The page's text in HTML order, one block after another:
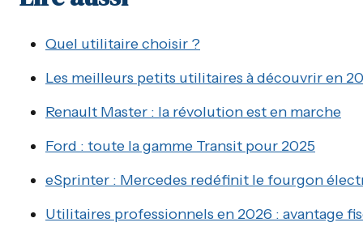
Quel utilitaire choisir ?
Les meilleurs petits utilitaires à découvrir en
Renault Master : la révolution est en marche
Ford : toute la gamme Transit pour 2025
eSprinter : Mercedes redéfinit le fourgon
Utilitaires professionnels en 2026 : avantage